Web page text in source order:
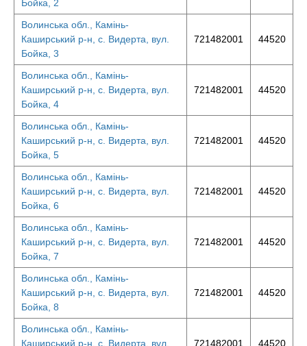
Бойка, 2
Волинська обл., Камінь-
Каширський р-н, с. Видерта, вул.
Бойка, 3
721482001 44520
Волинська обл., Камінь-
Каширський р-н, с. Видерта, вул.
Бойка, 4
721482001 44520
Волинська обл., Камінь-
Каширський р-н, с. Видерта, вул.
Бойка, 5
721482001 44520
Волинська обл., Камінь-
Каширський р-н, с. Видерта, вул.
Бойка, 6
721482001 44520
Волинська обл., Камінь-
Каширський р-н, с. Видерта, вул.
Бойка, 7
721482001 44520
Волинська обл., Камінь-
Каширський р-н, с. Видерта, вул.
Бойка, 8
721482001 44520
Волинська обл., Камінь-
Каширський р-н, с. Видерта, вул.
721482001 44520